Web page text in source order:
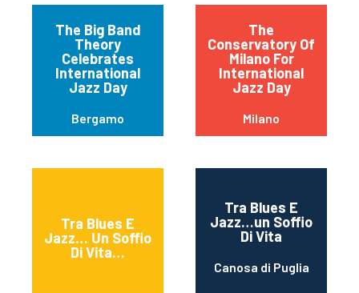
The Big Band
Theory
Celebrates
International
Jazz Day
Bergamo
The
Conservatory Of
Milano For
International
Jazz Day
Milano
Tra Blues E
Jazz… Un Soffio
Di Vita…
Tra Blues E
Jazz…un Soffio
Di Vita
Canosa di Puglia